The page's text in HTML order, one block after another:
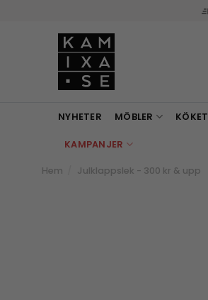
NYHETER MÖBLER KÖKET
KAMPANJER
Hem Julklappslek - 300 kr & upp